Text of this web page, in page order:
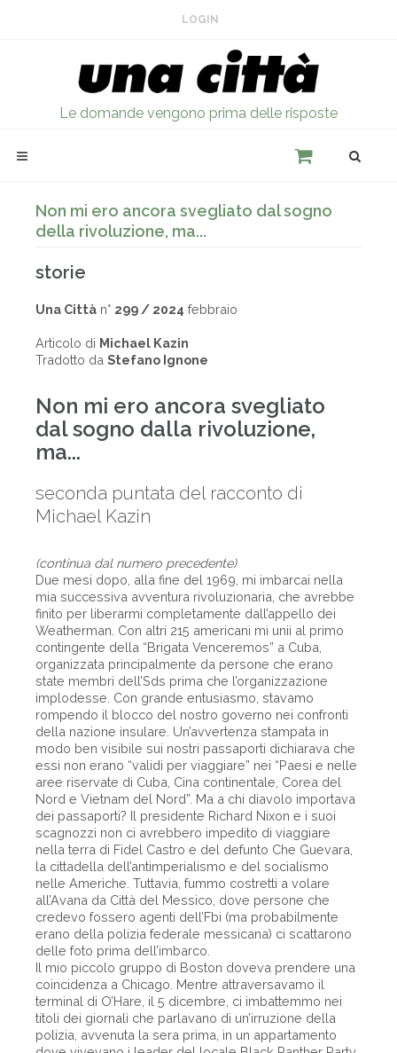
LOGIN
Le domande vengono prima delle risposte
Non mi ero ancora svegliato dal sogno
della rivoluzione, ma...
storie
Una Città n° 299 / 2024 febbraio
Articolo di Michael Kazin
Tradotto da Stefano Ignone
Non mi ero ancora svegliato
dal sogno dalla rivoluzione,
ma...
seconda puntata del racconto di
Michael Kazin
(continua dal numero precedente)
Due mesi dopo, alla fine del 1969, mi imbarcai nella
mia successiva avventura rivoluzionaria, che avrebbe
finito per liberarmi completamente dall’appello dei
Weatherman. Con altri 215 americani mi unii al primo
contingente della “Brigata Venceremos” a Cuba,
organizzata principalmente da persone che erano
state membri dell’Sds prima che l’organizzazione
implodesse. Con grande entusiasmo, stavamo
rompendo il blocco del nostro governo nei confronti
della nazione insulare. Un’avvertenza stampata in
modo ben visibile sui nostri passaporti dichiarava che
essi non erano “validi per viaggiare” nei “Paesi e nelle
aree riservate di Cuba, Cina continentale, Corea del
Nord e Vietnam del Nord”. Ma a chi diavolo importava
dei passaporti? Il presidente Richard Nixon e i suoi
scagnozzi non ci avrebbero impedito di viaggiare
nella terra di Fidel Castro e del defunto Che Guevara,
la cittadella dell’antimperialismo e del socialismo
nelle Americhe. Tuttavia, fummo costretti a volare
all’Avana da Città del Messico, dove persone che
credevo fossero agenti dell’Fbi (ma probabilmente
erano della polizia federale messicana) ci scattarono
delle foto prima dell’imbarco.
Il mio piccolo gruppo di Boston doveva prendere una
coincidenza a Chicago. Mentre attraversavamo il
terminal di O’Hare, il 5 dicembre, ci imbattemmo nei
titoli dei giornali che parlavano di un’irruzione della
polizia, avvenuta la sera prima, in un appartamento